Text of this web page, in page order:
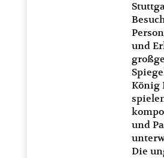
und
König
und
Die